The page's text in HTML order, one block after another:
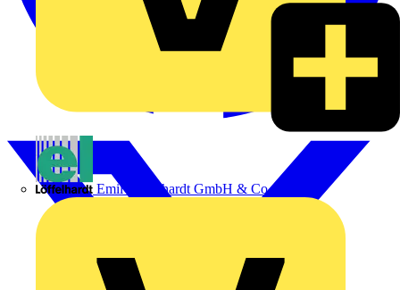
Emil Löffelhardt GmbH & Co. KG